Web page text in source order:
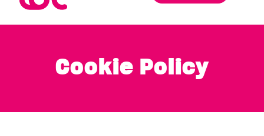
Cookie Policy